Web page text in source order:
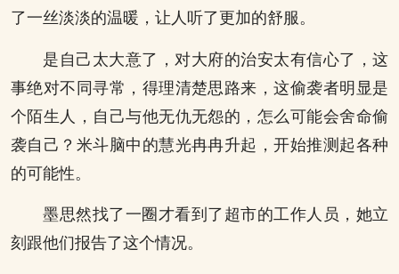
了一丝淡淡的温暖，让人听了更加的舒服。
是自己太大意了，对大府的治安太有信心了，这
事绝对不同寻常，得理清楚思路来，这偷袭者明显是
个陌生人，自己与他无仇无怨的，怎么可能会舍命偷
袭自己？米斗脑中的慧光冉冉升起，开始推测起各种
的可能性。
墨思然找了一圈才看到了超市的工作人员，她立
刻跟他们报告了这个情况。